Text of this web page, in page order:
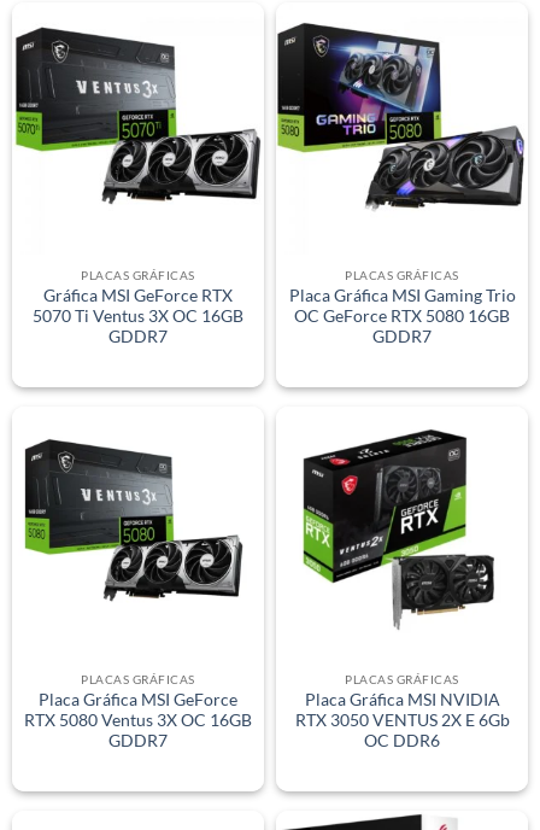
PLACAS GRÁFICAS
Gráfica MSI GeForce RTX
5070 Ti Ventus 3X OC 16GB
GDDR7
PLACAS GRÁFICAS
Placa Gráfica MSI Gaming Trio
OC GeForce RTX 5080 16GB
GDDR7
PLACAS GRÁFICAS
Placa Gráfica MSI GeForce
RTX 5080 Ventus 3X OC 16GB
GDDR7
PLACAS GRÁFICAS
Placa Gráfica MSI NVIDIA
RTX 3050 VENTUS 2X E 6Gb
OC DDR6